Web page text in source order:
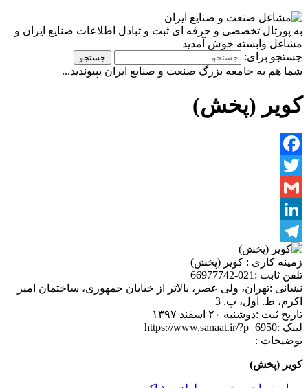
به پورتال تخصصی و حرفه ای ثبت و تبادل اطلاعات صنایع ایران و
مشاغل وابسته خوش آمدید
جستجو برای:
شما هم به جامعه بزرگ صنعت و صنایع ایران بپیوندید...
کویر (پخش)
Facebook
Twitter
Gmail
LinkedIn
Telegram
زمینه کاری : کویر (پخش)
تلفن ثابت :021-66977742
نشانی :تهران، ولی عصر، بالاتر از خیابان جمهوری، ساختمان امیر
اکرم، ط. اول، پ. 3
تاریخ ثبت :دوشنبه ۲۰ اسفند ۱۳۹۷
لینک :https://www.sanaat.ir/?p=6950
توضیحات :
کویر (پخش)